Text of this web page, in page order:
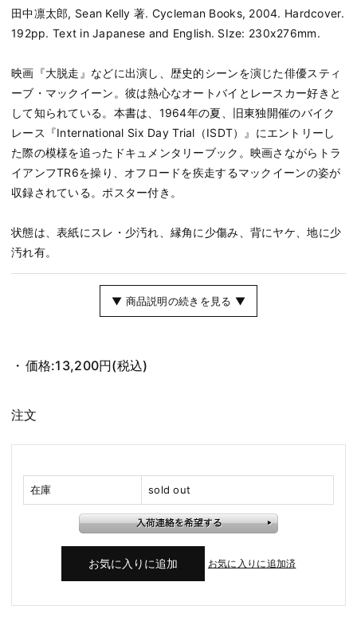
田中凛太郎, Sean Kelly 著. Cycleman Books, 2004. Hardcover.
192pp. Text in Japanese and English. SIze: 230x276mm.
映画『大脱走』などに出演し、歴史的シーンを演じた俳優スティ
ーブ・マックイーン。彼は熱心なオートバイとレースカー好きと
して知られている。本書は、1964年の夏、旧東独開催のバイク
レース『International Six Day Trial（ISDT）』にエントリーし
た際の模様を追ったドキュメンタリーブック。映画さながらトラ
イアンフTR6を操り、オフロードを疾走するマックイーンの姿が
収録されている。ポスター付き。
状態は、表紙にスレ・少汚れ、縁角に少傷み、背にヤケ、地に少
汚れ有。
▼ 商品説明の続きを見る ▼
価格:13,200円(税込)
注文
在庫 sold out
お気に入りに追加済